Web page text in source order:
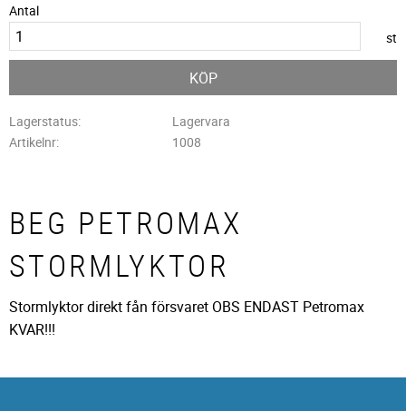
Antal
st
KÖP
Lagerstatus
Lagervara
Artikelnr
1008
BEG PETROMAX
STORMLYKTOR
Stormlyktor direkt fån försvaret OBS ENDAST Petromax
KVAR!!!